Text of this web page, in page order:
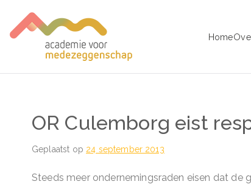
naar
de
Trainingen voor
Home
OR Culemborg eist
Geplaatst op 24 september 2013
Steeds meer ondernemingsraden eisen dat